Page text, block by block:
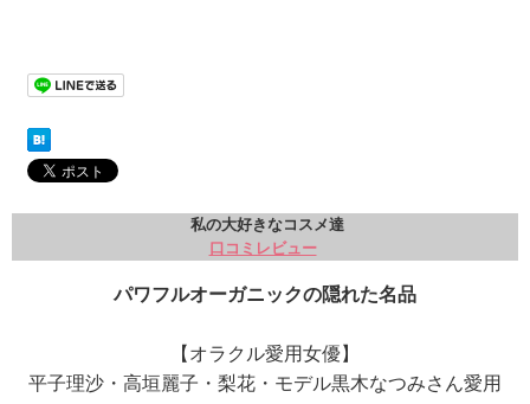
私の大好きなコスメ達
口コミレビュー
パワフルオーガニックの隠れた名品
【オラクル愛用女優】
平子理沙・高垣麗子・梨花・モデル黒木なつみさん愛用